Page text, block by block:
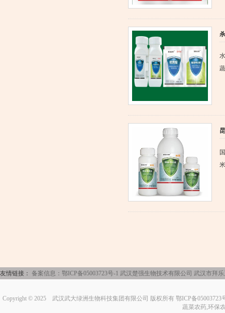
友情链接： 备案信息：鄂ICP备05003723号-1 武汉楚强生物技术有限公司 武汉市拜
Copyright © 2025武汉武大绿洲生物科技集团有限公司 版权所有 鄂ICP备
蔬菜农药,环保